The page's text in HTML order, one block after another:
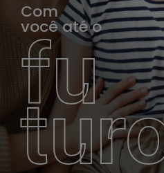
Com
você até o
fu